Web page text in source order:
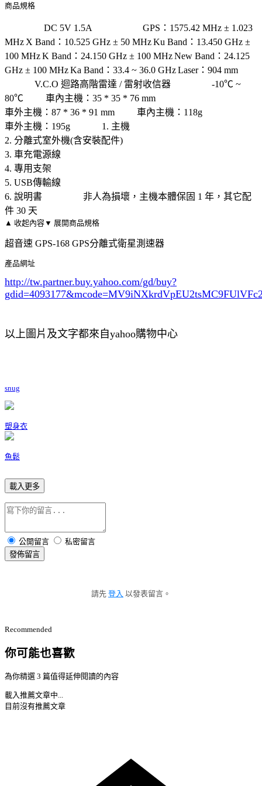
商品規格
DC 5V 1.5A
GPS：1575.42 MHz ± 1.023
MHz X Band：10.525 GHz ± 50 MHzKu Band：13.450 GHz ±
100 MHzK Band：24.150 GHz ± 100 MHzNew Band：24.125
GHz ± 100 MHzKa Band：33.4 ~ 36.0 GHzLaser：904 mm
V.C.O 迴路高階雷達 / 雷射收信器
-10℃ ~
80℃
車內主機：35 * 35 * 76 mm
車外主機：87 * 36 * 91 mm
車內主機：118g
車外主機：195g
1. 主機
2. 分離式室外機(含安裝配件)
3. 車充電源線
4. 專用支架
5. USB傳輸線
6. 說明書
非人為損壞，主機本體保固 1 年，其它配
件 30 天
▲ 收起內容▼ 展開商品規格
超音速 GPS-168 GPS分離式衛星測速器
產品網址
http://tw.partner.buy.yahoo.com/gd/buy?
gdid=4093177
以上圖片及文字都來自yahoo購物中心
snug
塑身衣
魚鬆
載入更多
公開留言
私密留言
發佈留言
請先 登入 以發表留言。
Recommended
你可能也喜歡
為你精選 3 篇值得延伸閱讀的內容
載入推薦文章中...
目前沒有推薦文章